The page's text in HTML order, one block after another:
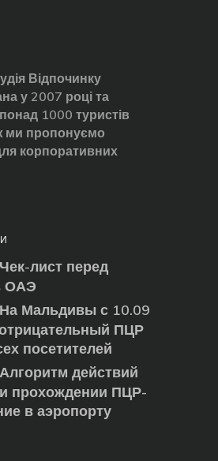
Відпочинку
у 2007 році та
1000 туристів
ми пропонуємо
корпоративних
Чек-лист перед
ОАЭ
На Мальдивы с 10.09
ПЦР
посетителей
Алгоритм действий
прохождении ПЦР-
в аэропорту